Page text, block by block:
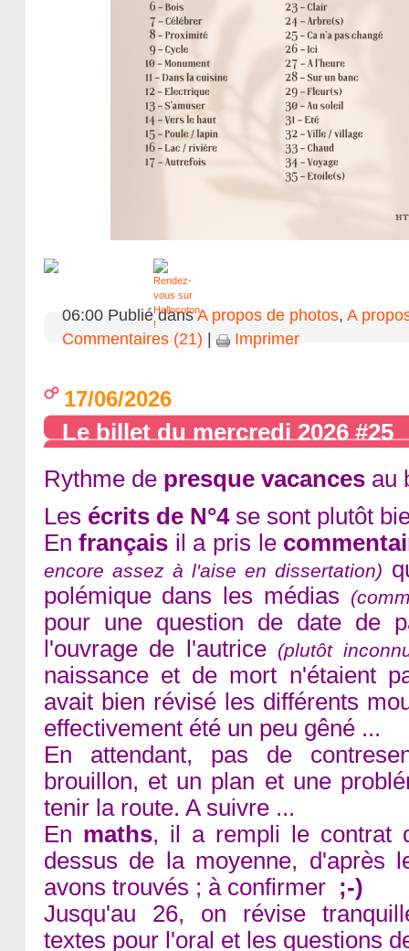
06:00 Publié dansA propos de photos, A
Commentaires (21)
Imprimer
17/06/2026
Le billet du mercredi 2026 #25
Rythme de presque vacancesau
Les écrits de N°4se sont plutôt
Enfrançais il a pris le
encore assez à l'aise en dissertation)
polémique dans les médias
pour une question de date de
l'ouvrage de l'autrice (plutôt
naissance et de mort n'étaient
avait bien révisé les différents
effectivement été un peu gêné ...
En attendant, pas de
brouillon, et un plan et une
tenir la route. A suivre ...
En maths, il a rempli le contrat
dessus de la moyenne, d'après
avons trouvés ; à confirmer ;-)
Jusqu'au 26, on révise
textes pour l'oral et les questions